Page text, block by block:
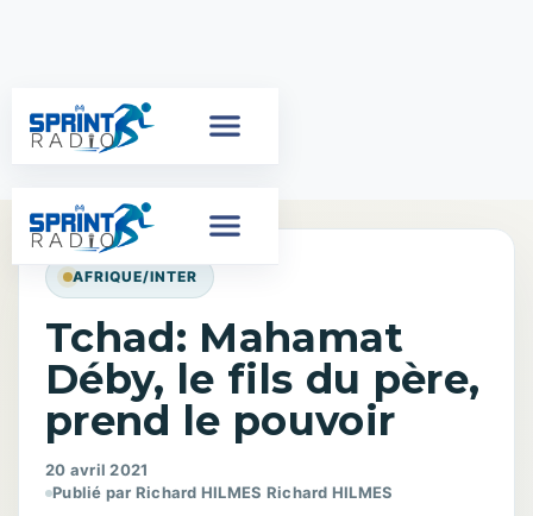
AFRIQUE/INTER
Tchad: Mahamat
Déby, le fils du père,
prend le pouvoir
20 avril 2021
Publié par Richard HILMES Richard HILMES